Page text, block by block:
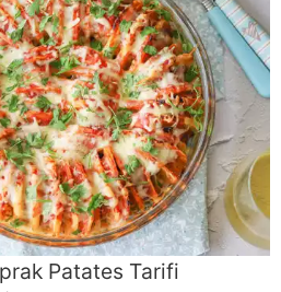
Patates Tarifi